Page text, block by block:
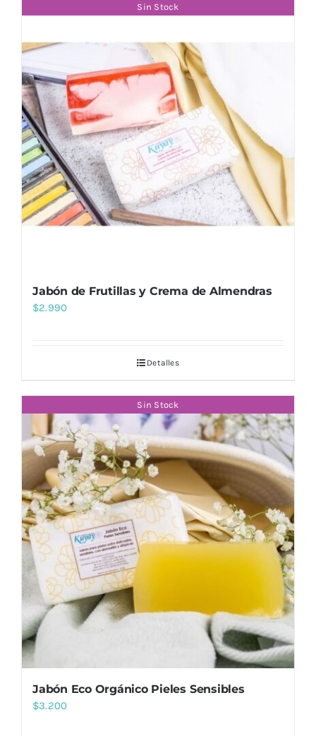
Sin Stock
Jabón de Frutillas y Crema de Almendras
$2.990
Detalles
Sin Stock
Jabón Eco Orgánico Pieles Sensibles
$3.200